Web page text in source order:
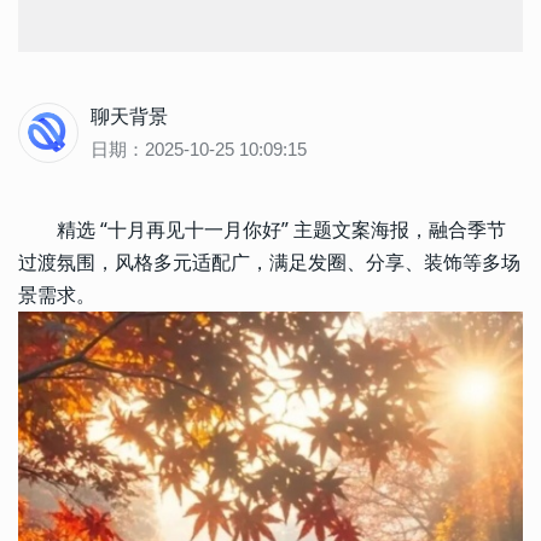
聊天背景
日期：2025-10-25 10:09:15
精选 “十月再见十一月你好” 主题文案海报，融合季节
过渡氛围，风格多元适配广，满足发圈、分享、装饰等多场
景需求。